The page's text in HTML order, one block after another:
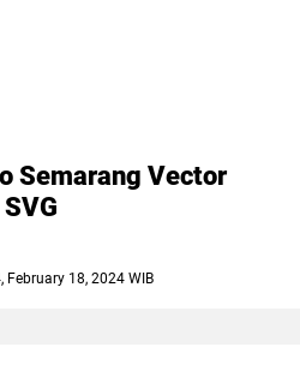
Semarang Vector
February 18, 2024 WIB